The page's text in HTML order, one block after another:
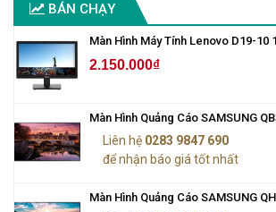
BÁN CHẠY
Màn Hình Máy Tính Lenovo D19-10
2.150.000₫
Màn Hình Quảng Cáo SAMSUNG
Liên hệ 0283 9847 690
để nhận báo giá tốt nhất
Màn Hình Quảng Cáo SAMSUNG